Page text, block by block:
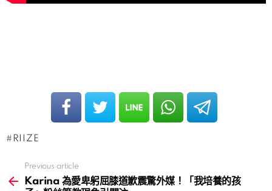
RIIZE
more
Previous article
Karina 為愛卑躬屈膝道歉震驚外媒！「我培養的孩